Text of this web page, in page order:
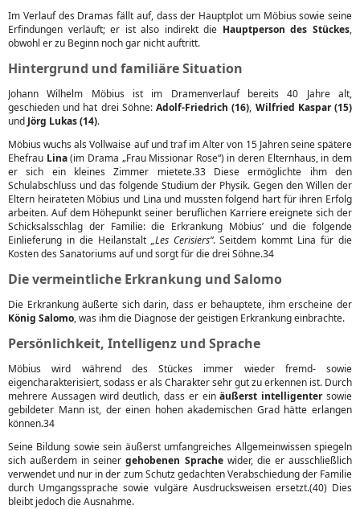
Im Verlauf des Dramas fällt auf, dass der Hauptplot um Möbius sowie seine
Erfindungen verläuft; er ist also indirekt die Hauptperson des Stückes,
obwohl er zu Beginn noch gar nicht auftritt.
Hintergrund und familiäre Situation
Johann Wilhelm Möbius ist im Dramenverlauf bereits 40 Jahre alt,
geschieden und hat drei Söhne:Adolf-Friedrich (16), Wilfried Kaspar (15)
und Jörg Lukas (14).
Möbius wuchs als Vollwaise auf und traf im Alter von 15 Jahren seine spätere
Ehefrau Lina(im Drama „Frau Missionar Rose“) in deren Elternhaus, in dem
er sich ein kleines Zimmer mietete.33 Diese ermöglichte ihm den
Schulabschluss und das folgende Studium der Physik. Gegen den Willen der
Eltern heirateten Möbius und Lina und mussten folgend hart für ihren Erfolg
arbeiten. Auf dem Höhepunkt seiner beruflichen Karriere ereignete sich der
Schicksalsschlag der Familie: die Erkrankung Möbius’ und die folgende
Einlieferung in die Heilanstalt „Les Cerisiers“. Seitdem kommt Lina für die
Kosten des Sanatoriums auf und sorgt für die drei Söhne.34
Die vermeintliche Erkrankung und Salomo
Die Erkrankung äußerte sich darin, dass er behauptete, ihm erscheine der
König Salomo, was ihm die Diagnose der geistigen Erkrankung einbrachte.
Persönlichkeit, Intelligenz und Sprache
Möbius wird während des Stückes immer wieder fremd- sowie
eigencharakterisiert, sodass er als Charakter sehr gut zu erkennen ist. Durch
mehrere Aussagen wird deutlich, dass er einäußerst intelligentersowie
gebildeter Mann ist, der einen hohen akademischen Grad hätte erlangen
können.34
Seine Bildung sowie sein äußerst umfangreiches Allgemeinwissen spiegeln
sich außerdem in seinergehobenen Sprachewider, die er ausschließlich
verwendet und nur in der zum Schutz gedachten Verabschiedung der Familie
durch Umgangssprache sowie vulgäre Ausdrucksweisen ersetzt.(40) Dies
bleibt jedoch die Ausnahme.